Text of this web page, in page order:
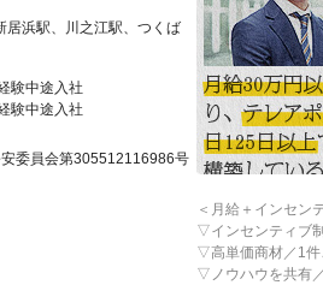
居浜駅、川之江駅、つくば
験中途入社
験中途入社
委員会第305512116986号
＜月給＋インセン
▽インセンティブ
▽高単価商材／1件
▽ノウハウを共有